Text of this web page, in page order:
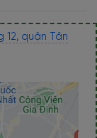
12, quận Tân